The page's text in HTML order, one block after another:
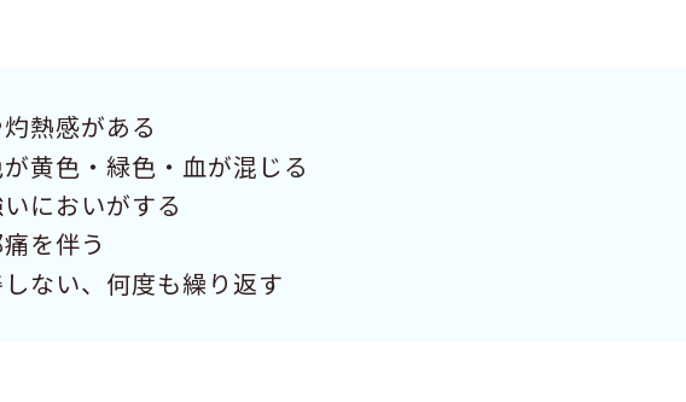
熱感がある
黄色・緑色・血が混じる
においがする
を伴う
ない、何度も繰り返す